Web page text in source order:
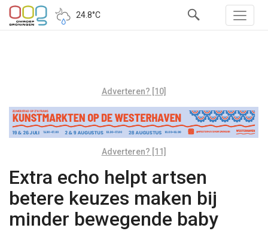
24.8°C
Adverteren? [10]
Adverteren? [11]
Extra echo helpt artsen
betere keuzes maken bij
minder bewegende baby